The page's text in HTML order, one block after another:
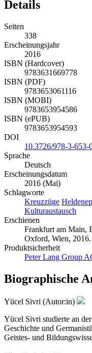
Erscheinungsjahr
2016
ISBN (Hardcover)
9783631669778
ISBN (PDF)
9783653061116
ISBN (MOBI)
9783653954586
ISBN (ePUB)
9783653954593
Sprache
Deutsch
Erscheinungsdatum
2016 (Mai)
Schlagworte
Kreuzzüge
Kulturaustausch
Erschienen
Frankfurt am Main,
Oxford, Wien,
Produktsicherheit
Peter Lang Group AG
Geschichte und
Geistes- und